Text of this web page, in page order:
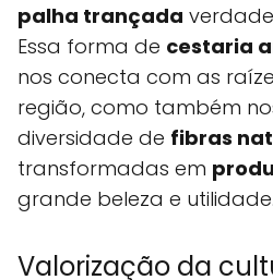
palha trançada
Essa forma de cestaria
nos conecta com as
região, como também
diversidade de fibras
transformadas em
grande beleza e utilidade.
Valorização da